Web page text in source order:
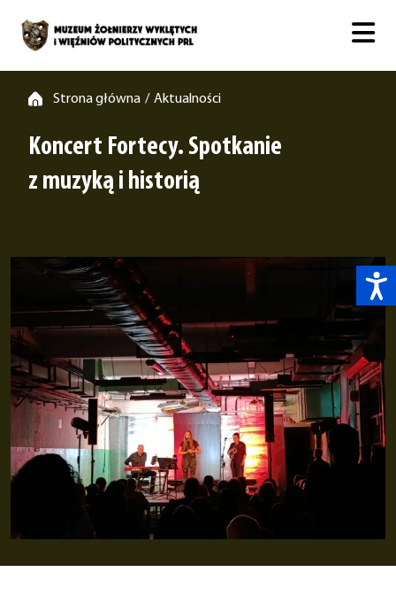
Strona główna / Aktualności
Koncert Fortecy. Spotkanie
z muzyką i historią